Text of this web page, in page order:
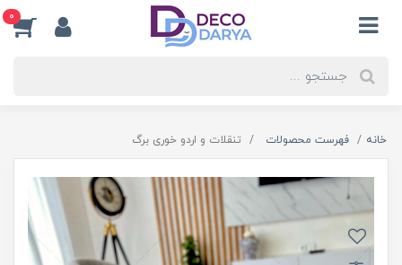
0
خانه فهرست محصولات تنقلات و اردو خوری برگ